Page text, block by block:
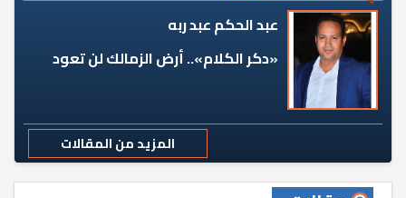
عبد الحكم عبد ربه
«دكر الكلام».. أرض الزمالك لن تعود
المزيد من المقالات